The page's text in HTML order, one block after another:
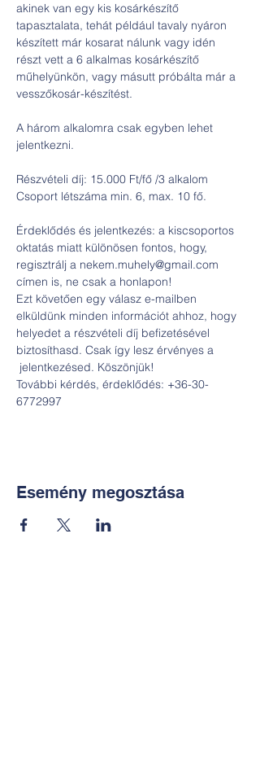
akinek van egy kis kosárkészítő
tapasztalata, tehát például tavaly nyáron
készített már kosarat nálunk vagy idén
részt vett a 6 alkalmas kosárkészítő
műhelyünkön, vagy másutt próbálta már a
A három alkalomra csak egyben lehet
Részvételi díj: 15.000 Ft/fő /3 alkalom
Érdeklődés és jelentkezés: a kiscsoportos
oktatás miatt különösen fontos, hogy,
regisztrálj a nekem.muhely@gmail.com
címen is, ne csak a honlapon!
Ezt követően egy válasz e-mailben
elküldünk minden információt ahhoz, hogy
helyedet a részvételi díj befizetésével
biztosíthasd. Csak így lesz érvényes a
jelentkezésed. Köszönjük!
További kérdés, érdeklődés: +36-30-
6772997
Esemény megosztása